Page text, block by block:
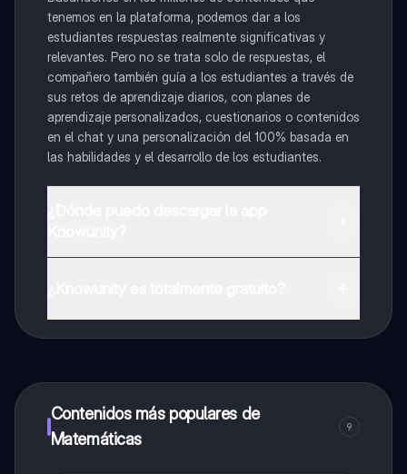
tenemos en la plataforma, podemos dar a los
estudiantes respuestas realmente significativas y
relevantes. Pero no se trata solo de respuestas, el
compañero también guía a los estudiantes a través de
sus retos de aprendizaje diarios, con planes de
aprendizaje personalizados, cuestionarios o contenidos
en el chat y una personalización del 100% basada en
las habilidades y el desarrollo de los estudiantes.
a determinadas funciones.
Contenidos más populares de
Matemáticas
9